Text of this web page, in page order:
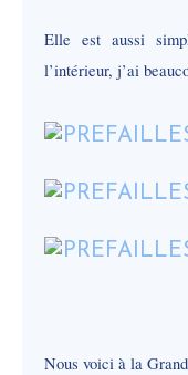
Elle est aussi
l’intérieur, j’ai
Nous voici à la